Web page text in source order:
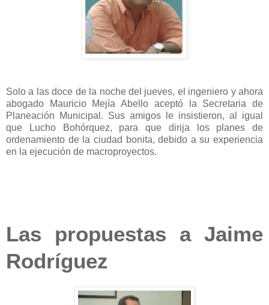
Solo a las doce de la noche del jueves, el ingeniero y ahora
abogado Mauricio Mejía Abello aceptó la Secretaria de
Planeación Municipal. Sus amigos le insistieron, al igual
que Lucho Bohórquez, para que dirija los planes de
ordenamiento de la ciudad bonita, debido a su experiencia
en la ejecución de macroproyectos.
Las propuestas a Jaime
Rodríguez